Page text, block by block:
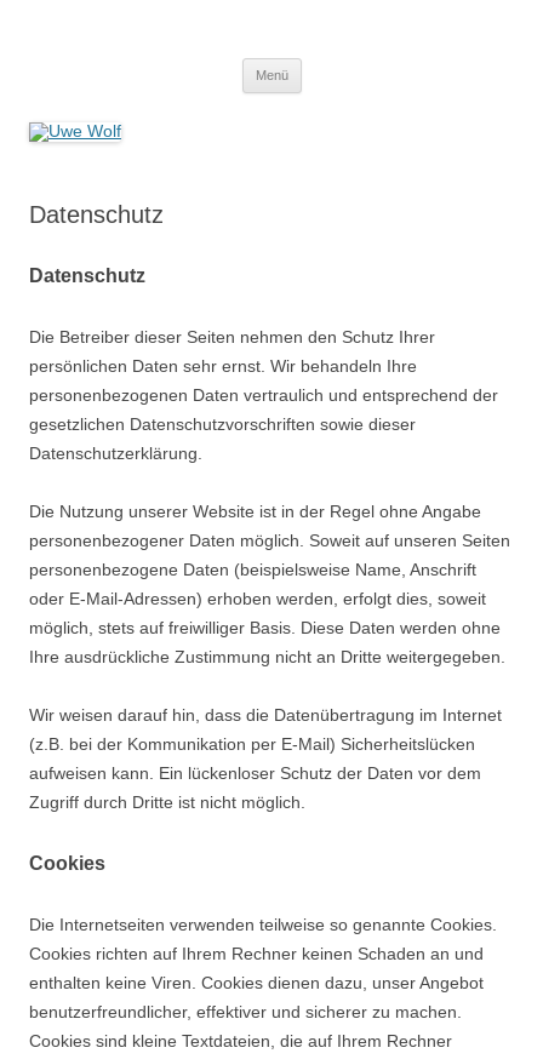
Menü
Datenschutz
Datenschutz
Die Betreiber dieser Seiten nehmen den Schutz Ihrer
persönlichen Daten sehr ernst. Wir behandeln Ihre
personenbezogenen Daten vertraulich und entsprechend der
gesetzlichen Datenschutzvorschriften sowie dieser
Datenschutzerklärung.
Die Nutzung unserer Website ist in der Regel ohne Angabe
personenbezogener Daten möglich. Soweit auf unseren Seiten
personenbezogene Daten (beispielsweise Name, Anschrift
oder E-Mail-Adressen) erhoben werden, erfolgt dies, soweit
möglich, stets auf freiwilliger Basis. Diese Daten werden ohne
Ihre ausdrückliche Zustimmung nicht an Dritte weitergegeben.
Wir weisen darauf hin, dass die Datenübertragung im Internet
(z.B. bei der Kommunikation per E-Mail) Sicherheitslücken
aufweisen kann. Ein lückenloser Schutz der Daten vor dem
Zugriff durch Dritte ist nicht möglich.
Cookies
Die Internetseiten verwenden teilweise so genannte Cookies.
Cookies richten auf Ihrem Rechner keinen Schaden an und
enthalten keine Viren. Cookies dienen dazu, unser Angebot
benutzerfreundlicher, effektiver und sicherer zu machen.
Cookies sind kleine Textdateien, die auf Ihrem Rechner